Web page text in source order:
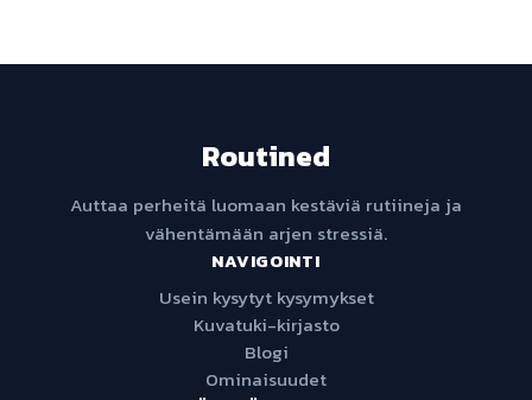
Routined
Auttaa perheitä luomaan kestäviä rutiineja ja
vähentämään arjen stressiä.
NAVIGOINTI
Usein kysytyt kysymykset
Kuvatuki-kirjasto
Blogi
Ominaisuudet